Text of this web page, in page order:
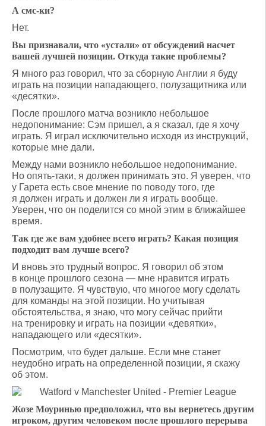
А смс-ки?
Нет.
Вы признавали, что «устали» от обсуждений насчет
вашей лучшей позиции. Откуда такие проблемы?
Я много раз говорил, что за сборную Англии я буду
играть на позиции нападающего, полузащитника или
«десятки».
После прошлого матча возникло небольшое
недопонимание: Сэм пришел, а я сказал, где я хочу
играть. Я играл исключительно исходя из инструкций,
которые мне дали.
Между нами возникло небольшое недопонимание.
Но опять-таки, я должен принимать это. Я уверен, что
у Гарета есть свое мнение по поводу того, где
я должен играть и должен ли я играть вообще.
Уверен, что он поделится со мной этим в ближайшее
время.
Так где же вам удобнее всего играть? Какая позиция
подходит вам лучше всего?
И вновь это трудный вопрос. Я говорил об этом
в конце прошлого сезона — мне нравится играть
в полузащите. Я чувствую, что многое могу сделать
для команды на этой позиции. Но учитывая
обстоятельства, я знаю, что могу сейчас прийти
на тренировку и играть на позиции «девятки»,
нападающего или «десятки».
Посмотрим, что будет дальше. Если мне станет
неудобно играть на определенной позиции, я скажу
об этом.
Жозе Моуринью предположил, что вы вернетесь другим
игроком, другим человеком после прошлого перерыва